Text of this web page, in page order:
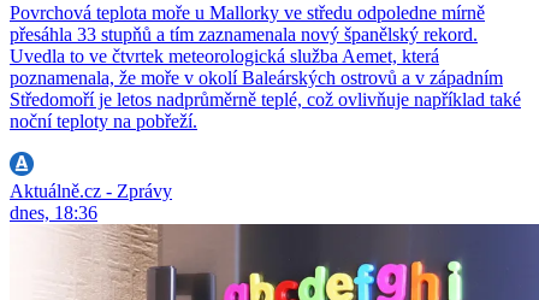
Povrchová teplota moře u Mallorky ve středu odpoledne mírně
přesáhla 33 stupňů a tím zaznamenala nový španělský rekord.
Uvedla to ve čtvrtek meteorologická služba Aemet, která
poznamenala, že moře v okolí Baleárských ostrovů a v západním
Středomoří je letos nadprůměrně teplé, což ovlivňuje například také
noční teploty na pobřeží.
Aktuálně.cz - Zprávy
dnes, 18:36